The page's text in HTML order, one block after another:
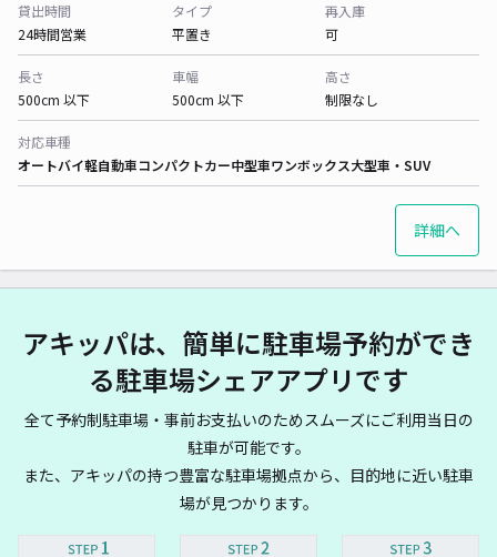
貸出時間
24時間営業
タイプ
平置き
再入庫
可
長さ
500cm 以下
車幅
500cm 以下
高さ
制限なし
対応車種
オートバイ軽自動車コンパクトカー中型車ワンボックス大型車・SUV
詳細へ
アキッパは、簡単に駐車場予約ができ
る駐車場シェアアプリです
全て予約制駐車場・事前お支払いのためスムーズにご利用当日の
駐車が可能です。
また、アキッパの持つ豊富な駐車場拠点から、目的地に近い駐車
場が見つかります。